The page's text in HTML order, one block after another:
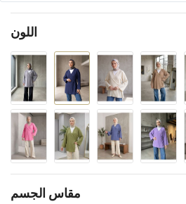
اللون
مقاس الجسم